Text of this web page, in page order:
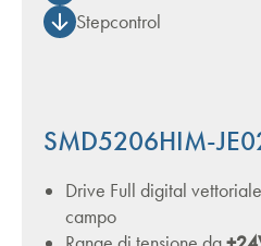
Stepcontrol
SMD5206HIM-
Drive Full digital
campo